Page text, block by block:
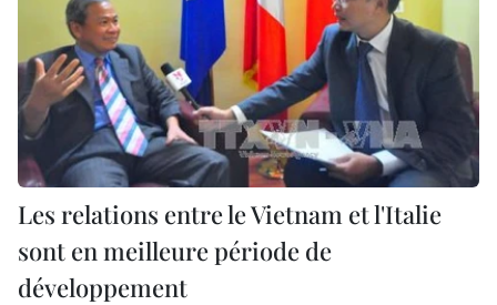
Les relations entre le Vietnam et l'Italie
sont en meilleure période de
développement